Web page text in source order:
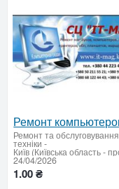
Ремонт та обслуговування
техніки -
24/04/2026
1.00 ₴